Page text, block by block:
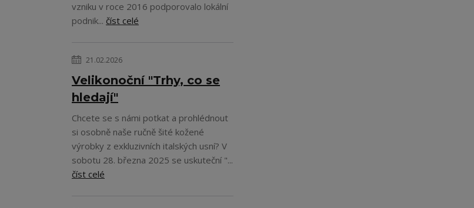
vzniku v roce 2016 podporovalo lokální
podnik... číst celé
21.02.2026
Velikonoční "Trhy, co se
hledají"
Chcete se s námi potkat a prohlédnout
si osobně naše ručně šité kožené
výrobky z exkluzivních italských usní? V
sobotu 28. března 2025 se uskuteční "...
číst celé